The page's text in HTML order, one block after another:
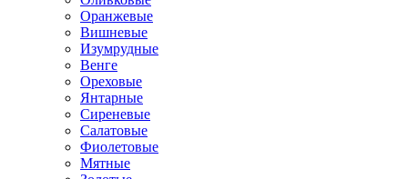
Оранжевые
Вишневые
Изумрудные
Венге
Ореховые
Янтарные
Сиреневые
Салатовые
Фиолетовые
Мятные